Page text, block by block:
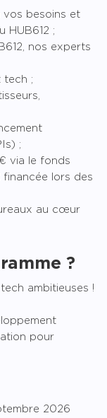
vos besoins et
HUB612 ;
nos experts
tech ;
;
via le fonds
financée lors des
au cœur
?
ambitieuses !
pour
2026